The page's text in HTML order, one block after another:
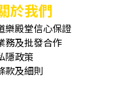
於我們
樂殿堂信心保證
務及批發合作
隱政策
款及細則